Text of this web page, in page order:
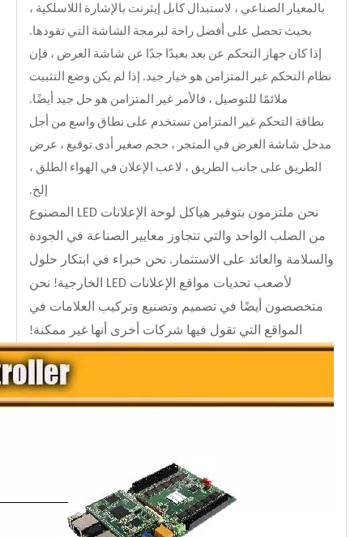
بالمعيار الصناعي ، لاستبدال كابل إيثرنت بالإشارة اللاسلكية ،
بحيث تحصل على أفضل راحة لبرمجة الشاشة التي تقودها.
إذا كان جهاز التحكم عن بعد بعيدًا جدًا عن شاشة العرض ، فإن
نظام التحكم غير المتزامن هو خيار جيد. إذا لم يكن وضع التثبيت
ملائمًا للتوصيل ، فالأمر غير المتزامن هو حل جيد أيضًا.
بطاقة التحكم غير المتزامن تستخدم على نطاق واسع من أجل
مدخل شاشة العرض في المتجر ، حجم صغير أدى توقيع ، عرض
الطريق على جانب الطريق ، لاعب الإعلان في الهواء الطلق ،
إلخ.
نحن ملتزمون بتوفير هياكل لوحة الإعلانات LED المصنوع
من الصلب الواحد والتي تتجاوز معايير الصناعة في الجودة
والسلامة والعائد على الاستثمار. نحن خبراء في ابتكار حلول
لأصعب تحديات مواقع الإعلانات LED الخارجية! نحن
متخصصون أيضًا في تصميم وتصنيع وتركيب العلامات في
المواقع التي تقول فيها شركات أخرى أنها غير ممكنة!